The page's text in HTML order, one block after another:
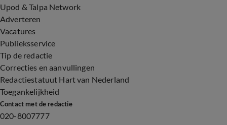
Upod & Talpa Network
Adverteren
Vacatures
Publieksservice
Tip de redactie
Correcties en aanvullingen
Redactiestatuut Hart van Nederland
Toegankelijkheid
Contact met de redactie
020-8007777